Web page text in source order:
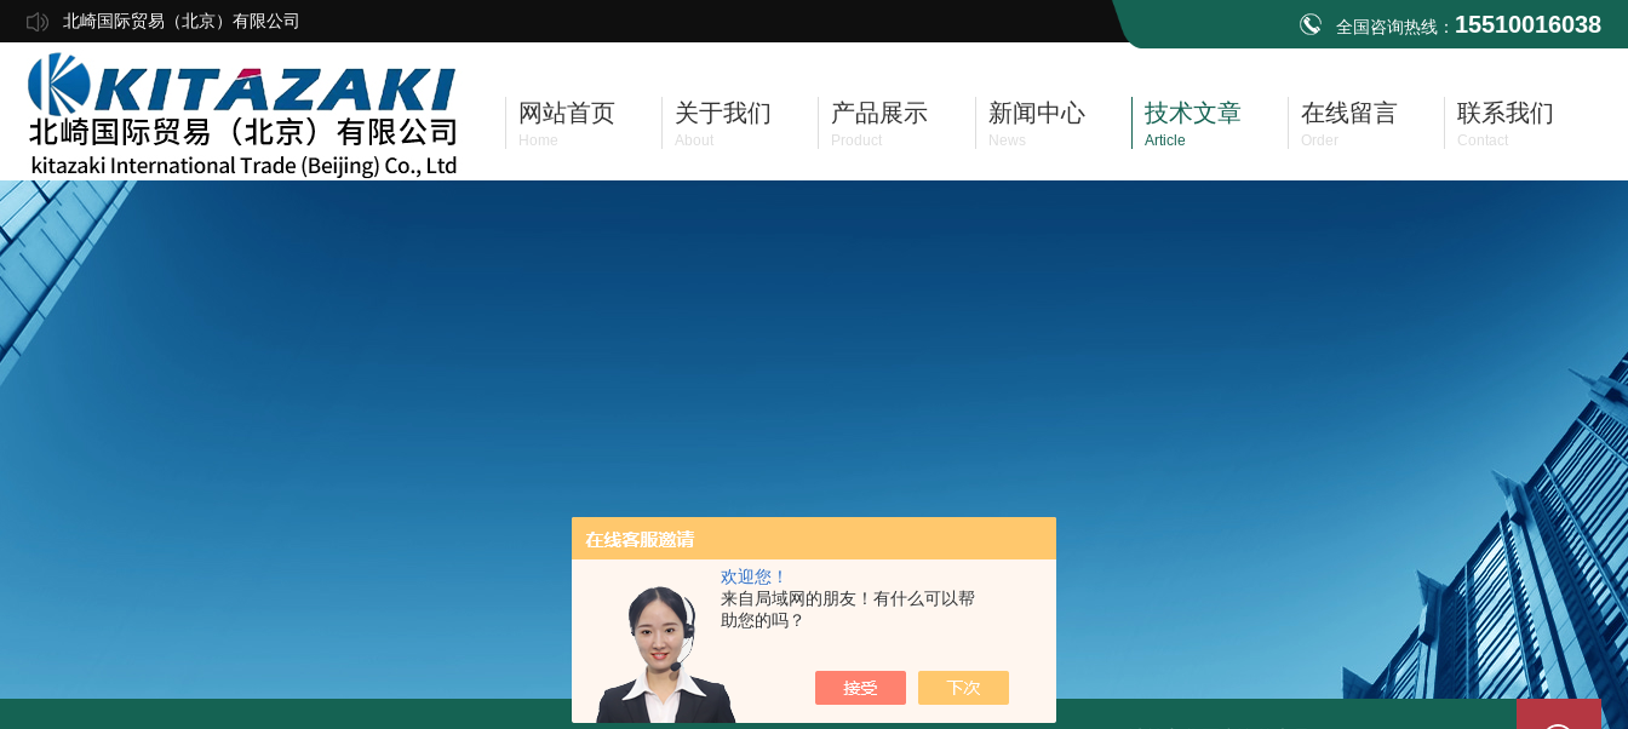
欢迎您！
来自局域网的朋友！有什么可以帮
助您的吗？
北崎国际贸易（北京）有限公司 全国咨询热线： 15510016038
网站首页
Home
关于我们
About
产品展示
Product
新闻中心
News
技术文章
Article
在线留言
Order
联系我们
Contact